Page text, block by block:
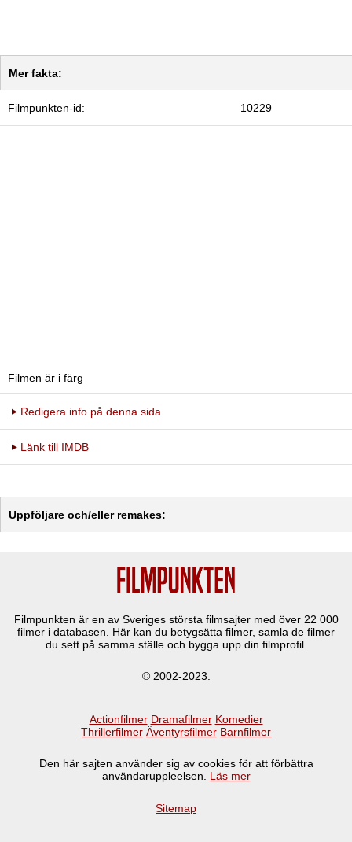
Mer fakta:
Filmpunkten-id: 10229
Filmen är i färg
Redigera info på denna sida
Länk till IMDB
Uppföljare och/eller remakes:
Filmpunkten är en av Sveriges största filmsajter med över 22 000
filmer i databasen. Här kan du betygsätta filmer, samla de filmer
du sett på samma ställe och bygga upp din filmprofil.
© 2002-2023.
Actionfilmer Dramafilmer Komedier
Thrillerfilmer Äventyrsfilmer Barnfilmer
Den här sajten använder sig av cookies för att förbättra
användaruppleelsen. Läs mer
Sitemap